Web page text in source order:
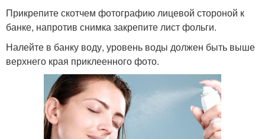
Прикрепите скотчем фотографию лицевой стороной к
банке, напротив снимка закрепите лист фольги.
Налейте в банку воду, уровень воды должен быть выше
верхнего края приклеенного фото.